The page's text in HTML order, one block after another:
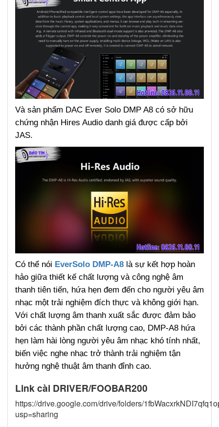
Và sản phẩm DAC Ever Solo DMP A8 có sở hữu
chứng nhận Hires Audio danh giá được cấp bởi
JAS.
Có thể nói EverSolo DMP-A8 là sự kết hợp hoàn
hảo giữa thiết kế chất lượng và công nghệ âm
thanh tiên tiến, hứa hẹn đem đến cho người yêu âm
nhạc một trải nghiệm đích thực và không giới hạn.
Với chất lượng âm thanh xuất sắc được đảm bảo
bởi các thành phần chất lượng cao, DMP-A8 hứa
hẹn làm hài lòng người yêu âm nhạc khó tính nhất,
biến việc nghe nhạc trở thành trải nghiệm tận
hưởng nghệ thuật âm thanh đỉnh cao.
Link cài DRIVER/FOOBAR200
https://drive.google.com/drive/folders/
usp=sharing